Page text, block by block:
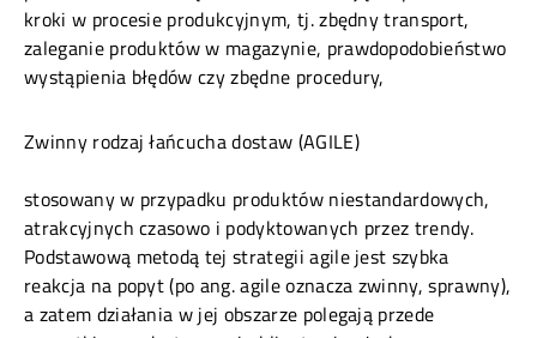
kroki w procesie produkcyjnym, tj. zbędny transport,
zaleganie produktów w magazynie, prawdopodobieństwo
wystąpienia błędów czy zbędne procedury,
Zwinny rodzaj łańcucha dostaw (AGILE)
stosowany w przypadku produktów niestandardowych,
atrakcyjnych czasowo i podyktowanych przez trendy.
Podstawową metodą tej strategii agile jest szybka
reakcja na popyt (po ang. agile oznacza zwinny, sprawny),
a zatem działania w jej obszarze polegają przede